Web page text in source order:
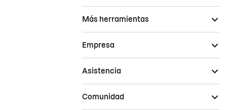
Más herramientas
Empresa
Asistencia
Comunidad